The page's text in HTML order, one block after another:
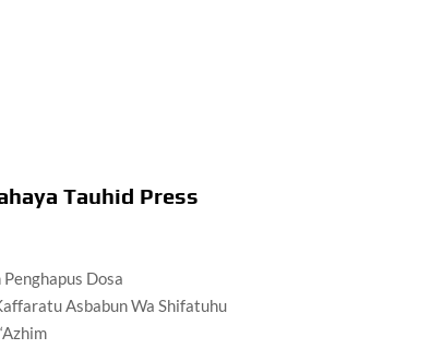
Tauhid Press
Dosa
Asbabun Wa Shifatuhu